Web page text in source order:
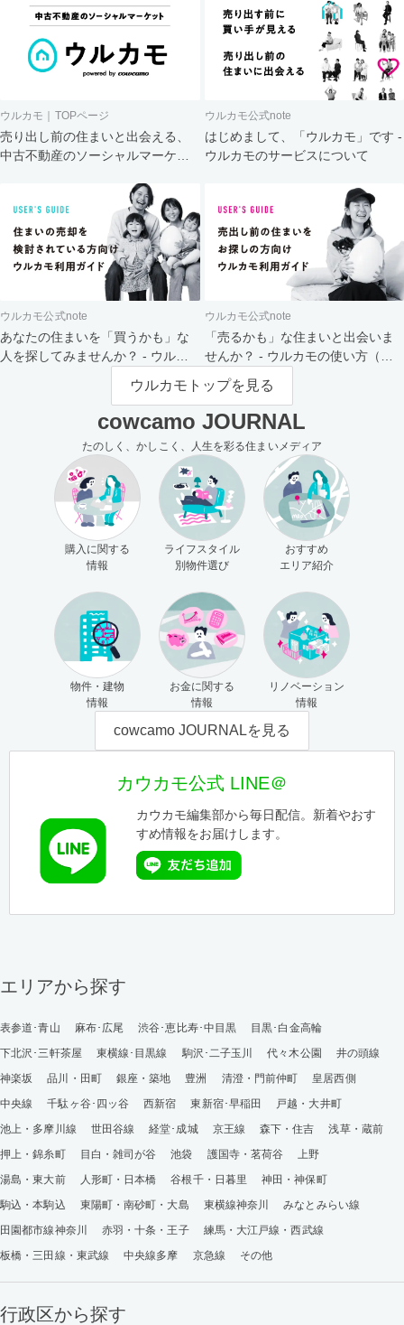
ウルカモ｜TOPページ
売り出し前の住まいと出会える、
中古不動産のソーシャルマーケッ
ウルカモ公式note
はじめまして、「ウルカモ」です -
ウルカモのサービスについて
ウルカモ公式note
あなたの住まいを「買うかも」な
人を探してみませんか？ - ウルカ
ウルカモ公式note
「売るかも」な住まいと出会いま
せんか？ - ウルカモの使い方（買
主さま向け）
ウルカモトップを見る
cowcamo JOURNAL
たのしく、かしこく、人生を彩る住まいメディア
購入に関する
情報
ライフスタイル
別物件選び
おすすめ
エリア紹介
物件・建物
情報
お金に関する
情報
リノベーション
情報
cowcamo JOURNALを見る
カウカモ公式 LINE＠
カウカモ編集部から毎日配信。新着やおす
すめ情報をお届けします。
エリアから探す
表参道･青山 麻布･広尾 渋谷･恵比寿･中目黒
目黒･白金高輪
下北沢･三軒茶屋
東横線･目黒線 駒沢･二子玉川 代々木公園
井の頭線
神楽坂
品川・田町 銀座・築地 豊洲 清澄・門前仲町
皇居西側
中央線
千駄ヶ谷･四ッ谷 西新宿 東新宿･早稲田
戸越・大井町
池上・多摩川線
世田谷線 経堂･成城 京王線 森下・住吉
浅草・蔵前
押上・錦糸町
目白・雑司が谷 池袋 護国寺・茗荷谷
上野
湯島・東大前
人形町・日本橋 谷根千・日暮里
神田・神保町
駒込・本駒込
東陽町・南砂町・大島 東横線神奈川
みなとみらい線
田園都市線神奈川
赤羽・十条・王子
練馬・大江戸線・西武線
板橋・三田線・東武線
中央線多摩 京急線 その他
行政区から探す